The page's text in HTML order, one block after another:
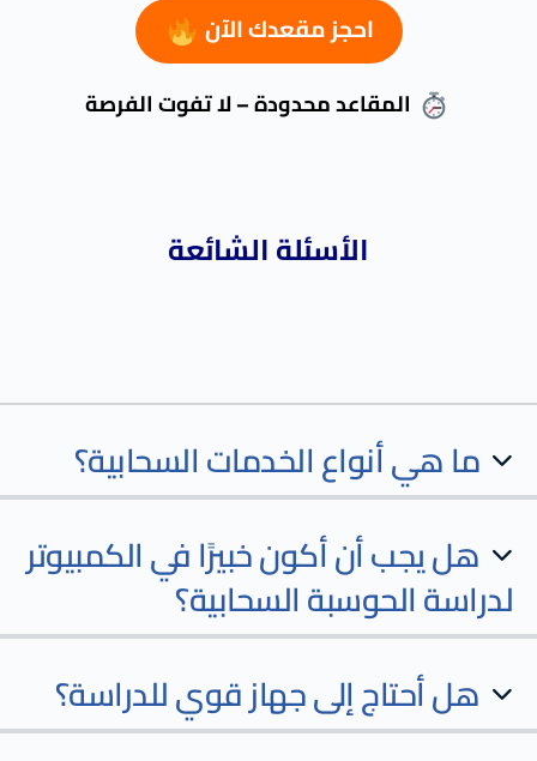
احجز مقعدك الآن
المقاعد محدودة – لا تفوت الفرصة
الأسئلة الشائعة
ما هي أنواع الخدمات السحابية؟
هل يجب أن أكون خبيرًا في الكمبيوتر
لدراسة الحوسبة السحابية؟
هل أحتاج إلى جهاز قوي للدراسة؟